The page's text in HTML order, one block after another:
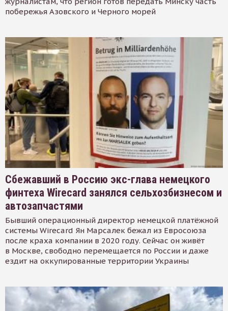
побережья Азовского и Черного морей
Сбежавший в Россию экс-глава немецкого
финтеха Wirecard занялся сельхозбизнесом и
автозапчастями
Бывший операционный директор немецкой платёжной
системы Wirecard Ян Марсалек бежал из Евросоюза
после краха компании в 2020 году. Сейчас он живёт
в Москве, свободно перемещается по России и даже
ездит на оккупированные территории Украины